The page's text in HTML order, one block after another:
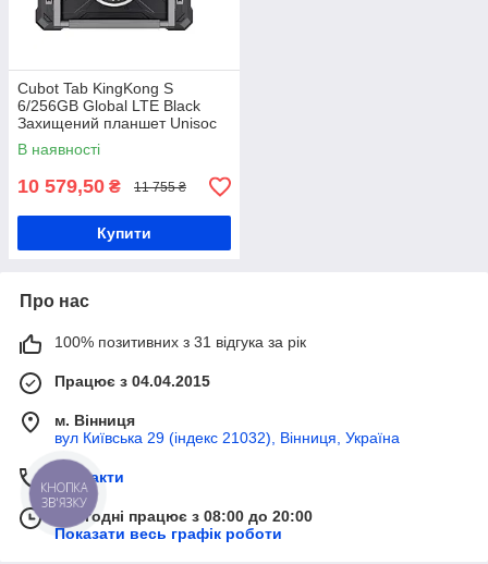
Cubot Tab KingKong S
6/256GB Global LTE Black
Захищений планшет Unisoc
Tiger T616 15300 мАг
В наявності
10 579,50 ₴ 11 755 ₴
Купити
Про нас
100% позитивних з 31 відгука за рік
Працює з 04.04.2015
м. Вінниця
вул Київська 29 (індекс 21032), Вінниця, Україна
Контакти
Сьогодні працює з 08:00 до 20:00
Показати весь графік роботи
КНОПКА
ЗВ'ЯЗКУ